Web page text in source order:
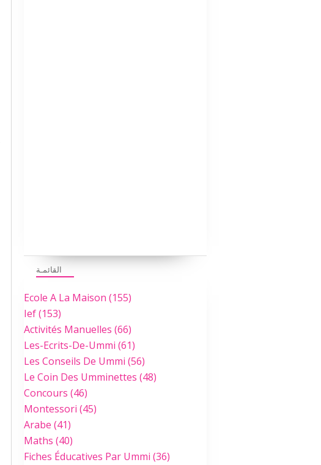
القائمـة
Ecole A La Maison (155)
Ief(153)
Activités Manuelles (66)
Les-Ecrits-De-Ummi (61)
Les Conseils De Ummi (56)
Le Coin Des Umminettes (48)
Concours (46)
Montessori (45)
Arabe (41)
Maths (40)
Fiches Éducatives Par Ummi (36)